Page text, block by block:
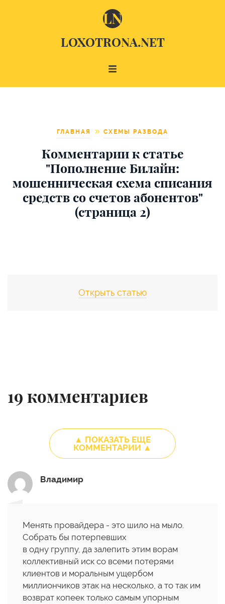
LOXOTRONA.NET
ГЛАВНАЯ СХЕМЫ РАЗВОДА
Комментарии к статье
"Пополнение Билайн:
мошенническая схема списания
средств со счетов абонентов"
(страница 2)
Открыть статью
19 комментариев
▲ ПОКАЗАТЬ ЕЩЕ
КОММЕНТАРИИ ▲
Владимир
Менять провайдера - это шило на мыло.
Собрать бы потерпевших
в одну группу, да залепить этим ворам
коллективный иск со всеми потерями
клиентов и моральным ущербом
миллиончиков этак на несколько, а то так им
возврат копеек только самым упорным